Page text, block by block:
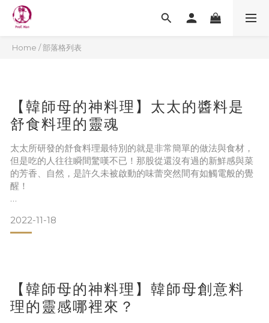
Home /部落格列表
【韓師母的神料理】太太的醬料是
舒食料理的靈魂
太太所研發的舒食料理最特別的就是非常簡單的做法與食材，
但是吃的人往往瞬間驚嘆不已！那股從還沒有過的新鮮感與菜
的芳香、自然，是許久未被啟動的味蕾突然間有如觸電般的覺
醒！
實很簡單，只是她不落俗套，不是我們一般熟悉的、傳統的、
家庭或外面餐廳所用的醬料，當然基本元素還在，裡面還是含
我們家有一款萬用的韓式調料，它的基本方就非常的簡單，包
刮了薑末、蒜末、些許醬油、橄欖油或菜籽
2022-11-18
【韓師母的神料理】韓師母創意料
理的靈感哪裡來？